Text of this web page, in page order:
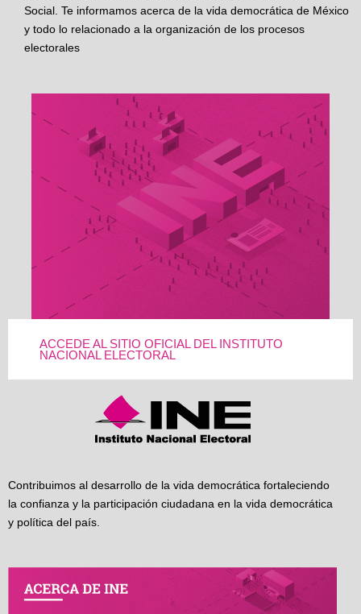
Social. Te informamos acerca de la vida democrática de México
y todo lo relacionado a la organización de los procesos
electorales
ACCEDE AL SITIO OFICIAL DEL INSTITUTO
NACIONAL ELECTORAL
Contribuimos al desarrollo de la vida democrática fortaleciendo
la confianza y la participación ciudadana en la vida democrática
y política del país.